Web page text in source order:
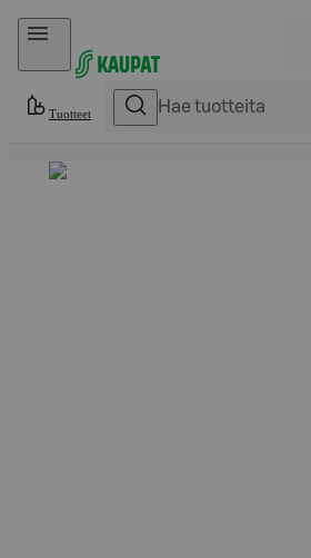
Hyppää sisältöön
Tuotteet